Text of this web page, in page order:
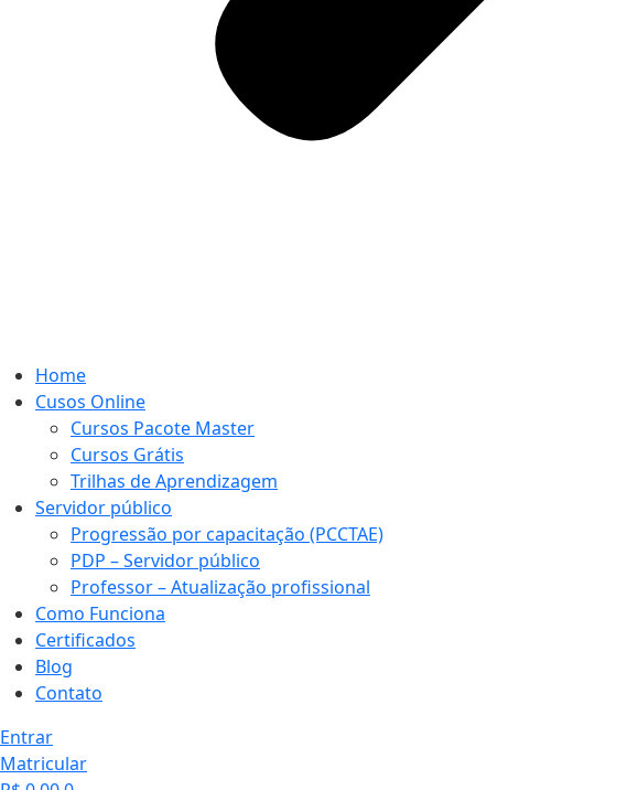
Home
Cusos Online
Cursos Pacote Master
Cursos Grátis
Trilhas de Aprendizagem
Servidor público
Progressão por capacitação (PCCTAE)
PDP – Servidor público
Professor – Atualização profissional
Como Funciona
Certificados
Blog
Contato
Entrar
Matricular